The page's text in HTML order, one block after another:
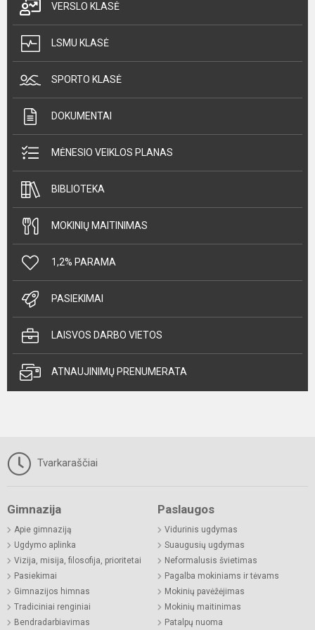
VERSLO KLASĖ
LSMU KLASĖ
SPORTO KLASĖ
DOKUMENTAI
MĖNESIO VEIKLOS PLANAS
BIBLIOTEKA
MOKINIŲ MAITINIMAS
1,2% PARAMA
PASIEKIMAI
LAISVOS DARBO VIETOS
ATNAUJINIMŲ PRENUMERATA
Tvarkaraščiai
Gimnazija
Apie gimnaziją
Ugdymo aplinka
Vizija, misija, filosofija, prioritetai
Pasiekimai
Gimnazijos himnas
Tradiciniai renginiai
Bendradarbiavimas
Paslaugos
Vidurinis ugdymas
Suaugusių ugdymas
Neformalusis švietimas
Pagalba mokiniams ir tėvams
Mokinių pavėžėjimas
Mokinių maitinimas
Patalpų nuoma